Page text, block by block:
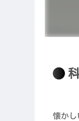
懐かし